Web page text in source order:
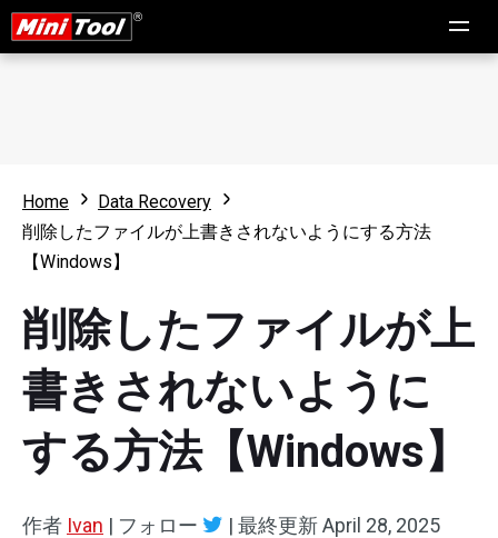
Home
Data Recovery
削除したファイルが上書きされないようにする方法
【Windows】
削除したファイルが上
書きされないように
する方法【Windows】
作者 Ivan | フォロー | 最終更新April 28, 2025